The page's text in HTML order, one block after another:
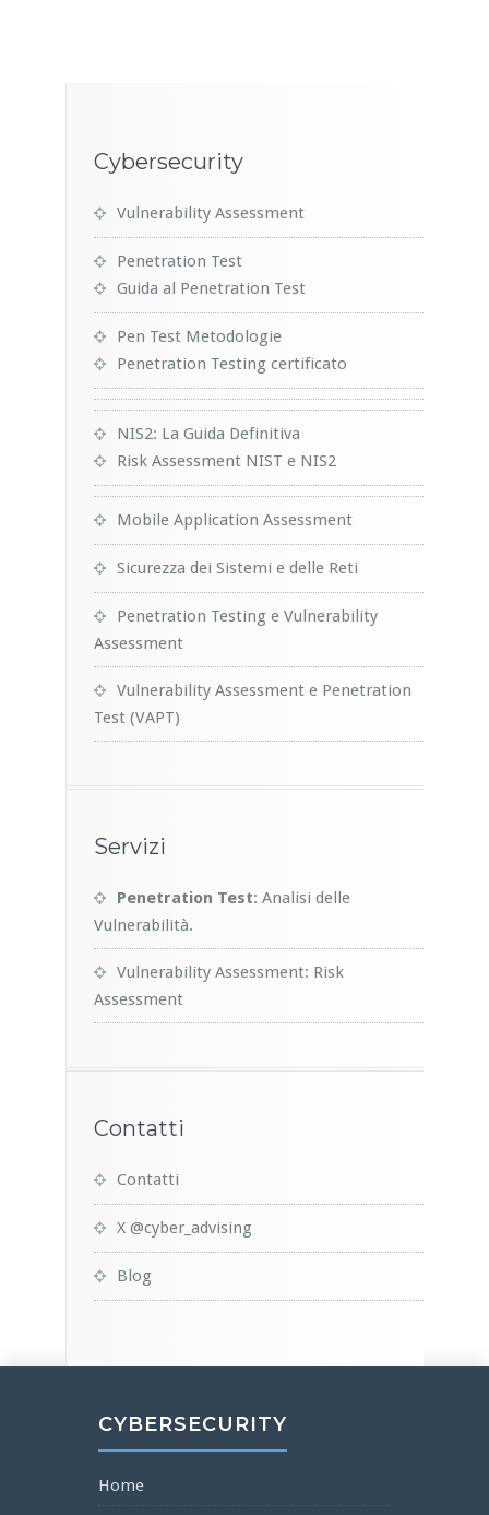
Cybersecurity
Vulnerability Assessment
Penetration Test
Guida al Penetration Test
Pen Test Metodologie
Penetration Testing certificato
NIS2: La Guida Definitiva
Risk Assessment NIST e NIS2
Mobile Application Assessment
Sicurezza dei Sistemi e delle Reti
Penetration Testing e Vulnerability
Assessment
Vulnerability Assessment e Penetration
Test (VAPT)
Servizi
Penetration Test: Analisi delle
Vulnerabilità.
Vulnerability Assessment: Risk
Assessment
Contatti
Contatti
X @cyber_advising
Blog
CYBERSECURITY
Home